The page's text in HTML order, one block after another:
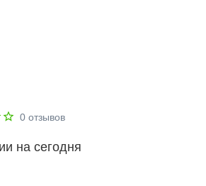
0 отзывов
на сегодня